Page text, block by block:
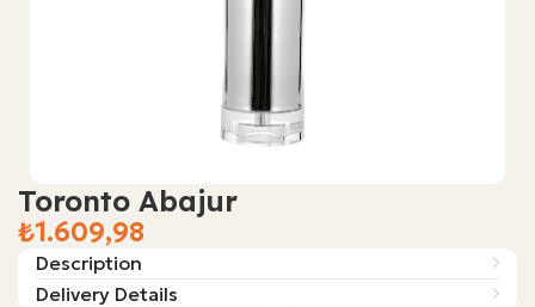
Toronto Abajur
₺
Description
Delivery Details